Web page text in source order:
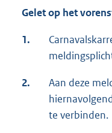
Gelet op het
1.
2.
Aan deze
te verbinden.